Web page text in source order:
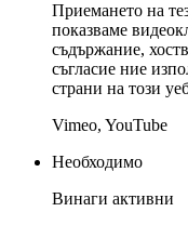
Приемането на
показваме
съдържание,
съгласие ние
страни на този
Vimeo, YouTube
Необходимо
Винаги активни